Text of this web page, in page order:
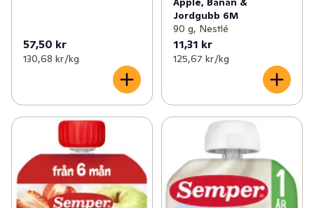
57,50 kr
130,68 kr /kg
Jordgubb 6M
90 g, Nestlé
11,31 kr
125,67 kr /kg